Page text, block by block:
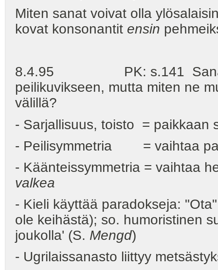
Miten sanat voivat olla
kovat konsonantit ensin
8.4.95 PK: s.141 Sanat
peilikuvikseen, mutta miten ne
välillä?
- Sarjallisuus, toisto = paikkaan
- Peilisymmetria = vaihtaa
- Käänteissymmetria = vaihtaa
valkea
- Kieli käyttää paradokseja:
ole keihästä); so. humoristinen
joukolla' (S. Mengd)
- Ugrilaissanasto liittyy